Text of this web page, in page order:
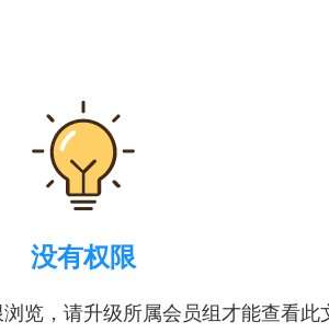
没有权限
览，请升级所属会员组才能查看此